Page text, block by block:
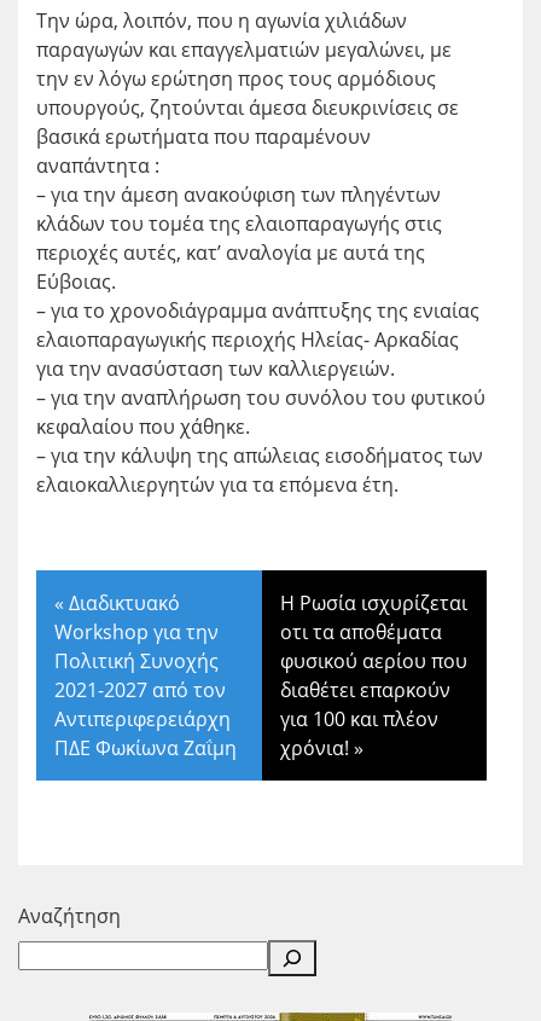
Την ώρα, λοιπόν, που η αγωνία χιλιάδων
παραγωγών και επαγγελματιών μεγαλώνει, με
την εν λόγω ερώτηση προς τους αρμόδιους
υπουργούς, ζητούνται άμεσα διευκρινίσεις σε
βασικά ερωτήματα που παραμένουν
αναπάντητα :
– για την άμεση ανακούφιση των πληγέντων
κλάδων του τομέα της ελαιοπαραγωγής στις
περιοχές αυτές, κατ’ αναλογία με αυτά της
Εύβοιας.
– για το χρονοδιάγραμμα ανάπτυξης της ενιαίας
ελαιοπαραγωγικής περιοχής Ηλείας- Αρκαδίας
για την ανασύσταση των καλλιεργειών.
– για την αναπλήρωση του συνόλου του φυτικού
κεφαλαίου που χάθηκε.
– για την κάλυψη της απώλειας εισοδήματος των
ελαιοκαλλιεργητών για τα επόμενα έτη.
« Διαδικτυακό
Workshop για την
Πολιτική Συνοχής
2021-2027 από τον
Αντιπεριφερειάρχη
ΠΔΕ Φωκίωνα Ζαΐμη
Η Ρωσία ισχυρίζεται
οτι τα αποθέματα
φυσικού αερίου που
διαθέτει επαρκούν
για 100 και πλέον
χρόνια! »
Αναζήτηση